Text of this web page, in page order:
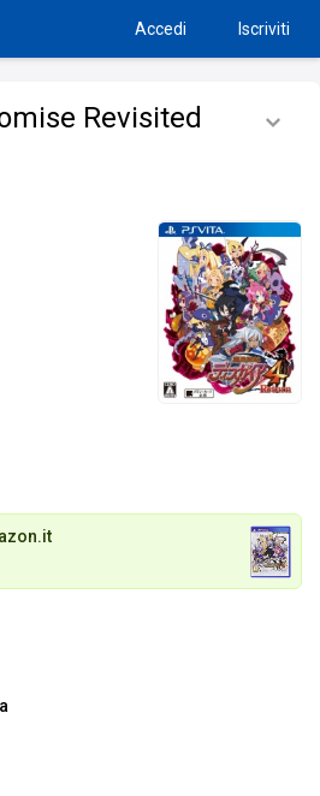
Accedi Iscriviti
Revisited